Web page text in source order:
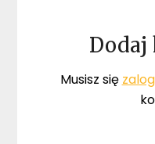
Musisz się